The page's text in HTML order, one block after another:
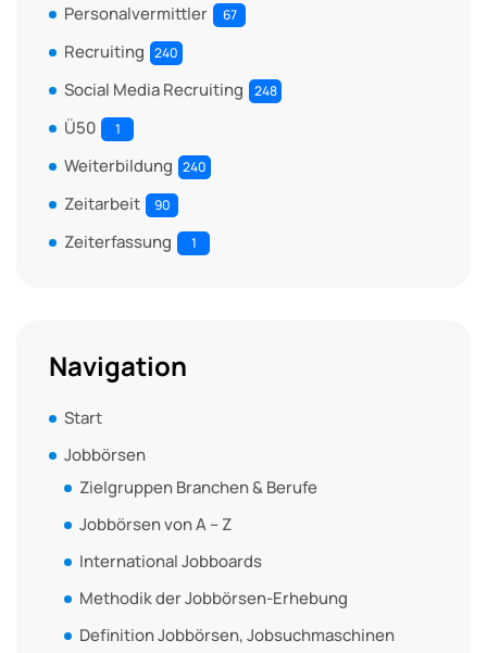
Personalvermittler 67
Recruiting 240
Social Media Recruiting 248
Ü50 1
Weiterbildung 240
Zeitarbeit 90
Zeiterfassung 1
Navigation
Start
Jobbörsen
Zielgruppen Branchen & Berufe
Jobbörsen von A – Z
International Jobboards
Methodik der Jobbörsen-Erhebung
Definition Jobbörsen, Jobsuchmaschinen